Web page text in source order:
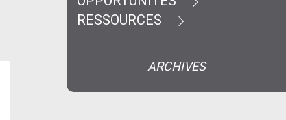
RESSOURCES
ARCHIVES